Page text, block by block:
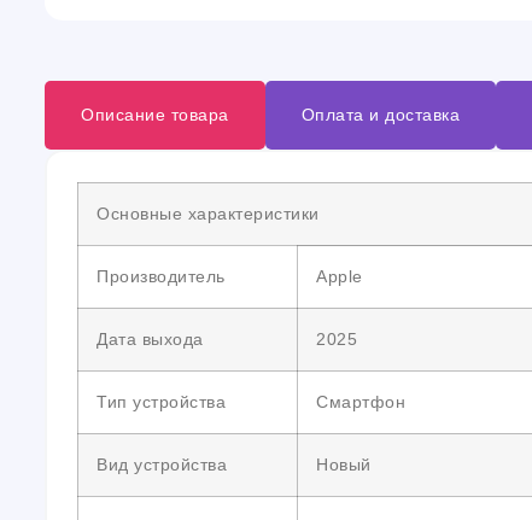
Описание товара Оплата и доставка
Основные характеристики
Производитель Apple
Дата выхода 2025
Тип устройства Смартфон
Вид устройства Новый